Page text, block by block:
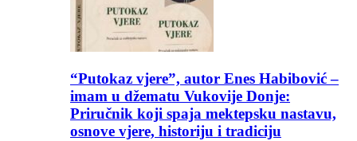
“Putokaz vjere”, autor Enes Habibović –
imam u džematu Vukovije Donje:
Priručnik koji spaja mektepsku nastavu,
osnove vjere, historiju i tradiciju